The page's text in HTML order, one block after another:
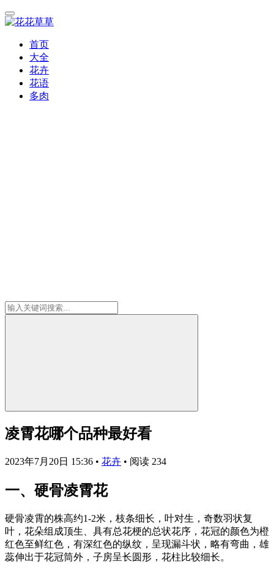
首页
大全
花卉
花语
多肉
凌霄花哪个品种最好看
2023年7月20日 15:36 • 花卉 • 阅读 234
一、硬骨凌霄花
硬骨凌霄的株高约1-2米，枝条细长，叶对生，奇数羽状复
叶，花朵组成顶生、具有总花梗的总状花序，花冠的颜色为橙
红色至鲜红色，有深红色的纵纹，呈现漏斗状，略有弯曲，雄
蕊伸出于花冠筒外，子房呈长圆形，花柱比较细长。